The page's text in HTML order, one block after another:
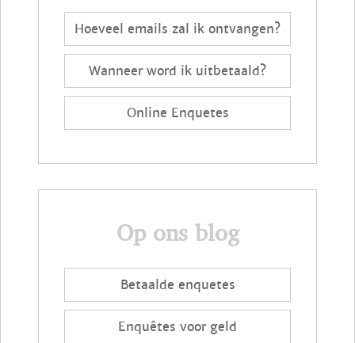
Hoeveel emails zal ik ontvangen?
Wanneer word ik uitbetaald?
Online Enquetes
Op ons blog
Betaalde enquetes
Enquêtes voor geld